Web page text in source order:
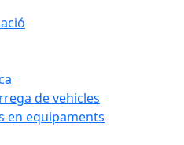
de vehicles
en equipaments